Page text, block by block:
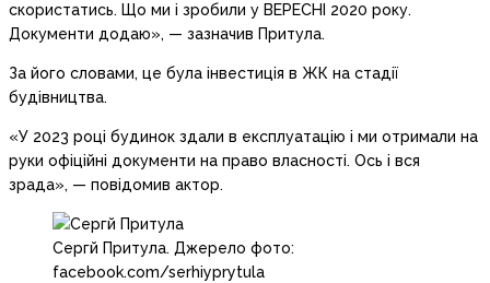
скористатись. Що ми і зробили у ВЕРЕСНІ 2020 року.
Документи додаю», — зазначив Притула.
За його словами, це була інвестиція в ЖК на стадії
будівництва.
«У 2023 році будинок здали в експлуатацію і ми отримали на
руки офіційні документи на право власності. Ось і вся
зрада», — повідомив актор.
Сергй Притула. Джерело фото:
facebook.com/serhiyprytula